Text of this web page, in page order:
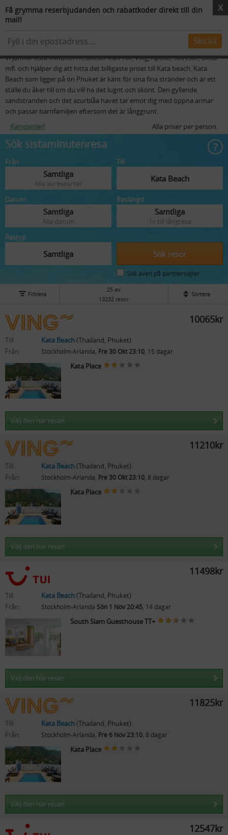
Sista minuten resor till Kata Beach
Vi jämför sista minuten /restresor från TUI, Ving, Apollo, Solresor, Detur
mfl. och hjälper dig att hitta det billigaste priset till Kata beach. Kata
Beach som ligger på ön Phuket är känt för sina fina stränder och är ett
ställe du åker till om du vill ha det lugnt och skönt. Den gyllende
sandstranden och det azurblåa havet tar emot dig med öppna armar
och passar barnfamiljen eftersom det är långgrunt.
Kampanjer!
Alla priser per person.
Sök sistaminutenresa
Från
Samtliga
Alla avreseorter
Till
Kata Beach
Datum
Samtliga
Alla datum
Reslängd
Samtliga
1v till långresa
Restyp
Samtliga Sök resor
Sök även på partnersajter
Filtrera
25 av
13232 resor
Sortera
10065kr
Till: Kata Beach(Thailand, Phuket)
Från:
Stockholm-Arlanda, Fre 30 Okt 23:10, 15 dagar
Kata Place
Välj den här resan
11210kr
Till: Kata Beach(Thailand, Phuket)
Från:
Stockholm-Arlanda, Fre 30 Okt 23:10, 8 dagar
Kata Place
Välj den här resan
11498kr
Till: Kata Beach(Thailand, Phuket)
Från:
Stockholm-Arlanda Sön 1 Nov 20:45, 14 dagar
South Siam Guesthouse TT+
Välj den här resan
11825kr
Till: Kata Beach(Thailand, Phuket)
Från:
Stockholm-Arlanda, Fre 6 Nov 23:10, 8 dagar
Kata Place
Välj den här resan
12547kr
X
Få grymma reserbjudanden och rabattkoder direkt till din
mail!
Skicka